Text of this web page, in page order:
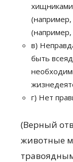
хищниками
(например,
(например,
в)
быть
г) Нет
(Верный
животные